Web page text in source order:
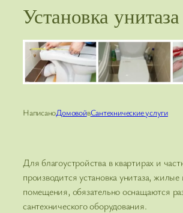
Установка унитаза
НаписаноДомовойвСантехнические услуги
Для благоустройства в квартирах и
производится установка унитаза,
помещения, обязательно оснащаются
сантехнического оборудования.